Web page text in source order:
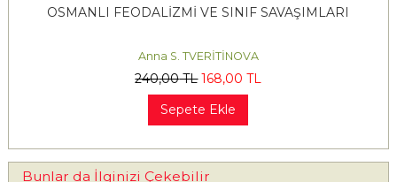
OSMANLI FEODALİZMİ VE SINIF SAVAŞIMLARI
Anna S. TVERİTİNOVA
240,00TL 168,00 TL
Sepete Ekle
Bunlar da İlginizi Çekebilir